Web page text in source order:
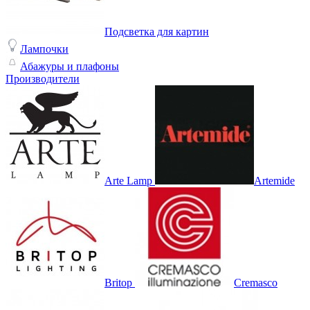
Подсветка для картин
Лампочки
Абажуры и плафоны
Производители
Arte Lamp Artemide
Britop Cremasco